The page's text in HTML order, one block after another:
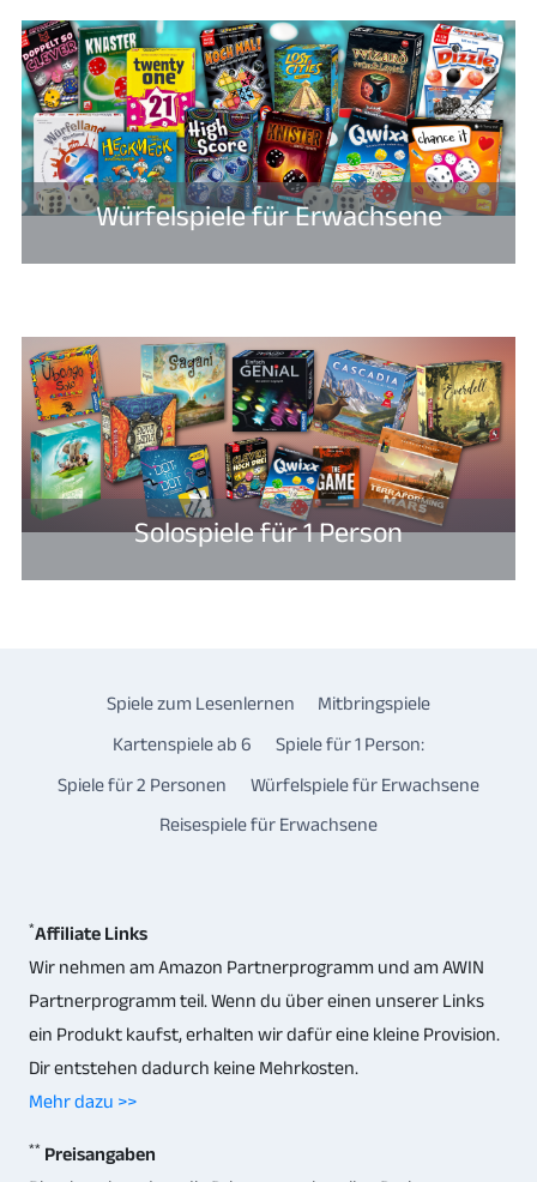
Würfelspiele für Erwachsene
Solospiele für 1 Person
Spiele zum Lesenlernen
Mitbringspiele
Kartenspiele ab 6
Spiele für 1 Person:
Spiele für 2 Personen
Würfelspiele für Erwachsene
Reisespiele für Erwachsene
*Affiliate Links
Wir nehmen am Amazon Partnerprogramm und am AWIN
Partnerprogramm teil. Wenn du über einen unserer Links
ein Produkt kaufst, erhalten wir dafür eine kleine Provision.
Dir entstehen dadurch keine Mehrkosten.
Mehr dazu >>
** Preisangaben